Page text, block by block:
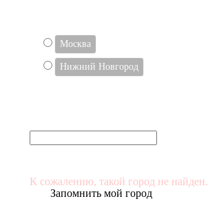
Москва
Нижний Новгород
К сожалению, такой город не найден.
Запомнить мой город